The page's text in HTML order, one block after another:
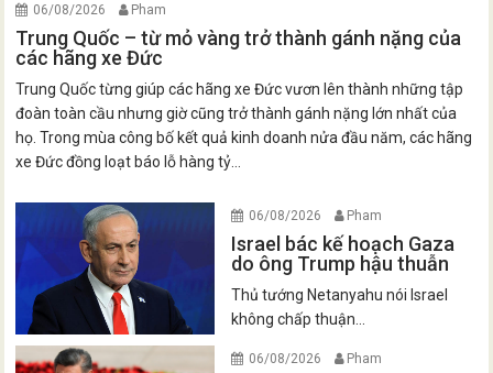
06/08/2026 Pham
Trung Quốc – từ mỏ vàng trở thành gánh nặng của
các hãng xe Đức
Trung Quốc từng giúp các hãng xe Đức vươn lên thành những tập
đoàn toàn cầu nhưng giờ cũng trở thành gánh nặng lớn nhất của
họ. Trong mùa công bố kết quả kinh doanh nửa đầu năm, các hãng
xe Đức đồng loạt báo lỗ hàng tỷ...
06/08/2026 Pham
Israel bác kế hoạch Gaza
do ông Trump hậu thuẫn
Thủ tướng Netanyahu nói Israel
không chấp thuận...
06/08/2026 Pham